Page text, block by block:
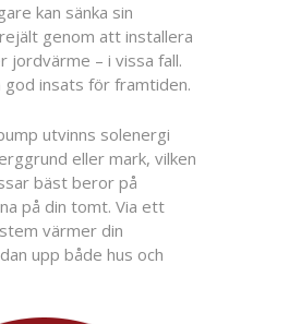
kan sänka sin
genom att installera
jordvärme – i vissa fall.
god insats för framtiden.
utvinns solenergi
eller mark, vilken
bäst beror på
på din tomt. Via ett
värmer din
upp både hus och